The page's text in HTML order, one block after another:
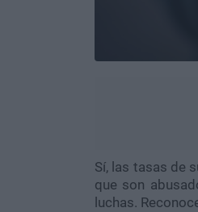
Sí, las tasas de
que son
luchas.